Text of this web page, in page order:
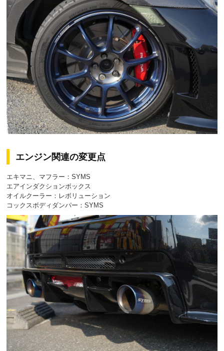
エンジン関連の変更点
エキマニ、マフラー：SYMS
エアインダクションボックス
オイルクーラー：レボリューション
コックスボディダンパー：SYMS